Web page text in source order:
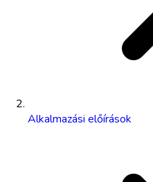
Alkalmazási előírások